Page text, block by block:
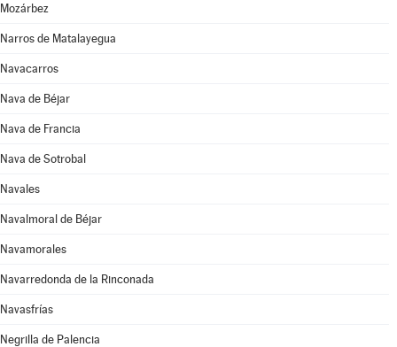
Mozárbez
Narros de Matalayegua
Navacarros
Nava de Béjar
Nava de Francia
Nava de Sotrobal
Navales
Navalmoral de Béjar
Navamorales
Navarredonda de la Rinconada
Navasfrías
Negrilla de Palencia